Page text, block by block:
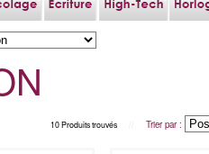
10 Produits trouvés Trier par :